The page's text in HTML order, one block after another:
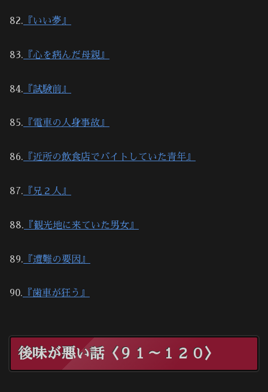
82. 『いい夢』
83. 『心を病んだ母親』
84. 『試験前』
85. 『電車の人身事故』
86. 『近所の飲食店でバイトしていた青年』
87. 『兄２人』
88. 『観光地に来ていた男女』
89. 『遭難の要因』
90. 『歯車が狂う』
後味が悪い話〈９１～１２０〉